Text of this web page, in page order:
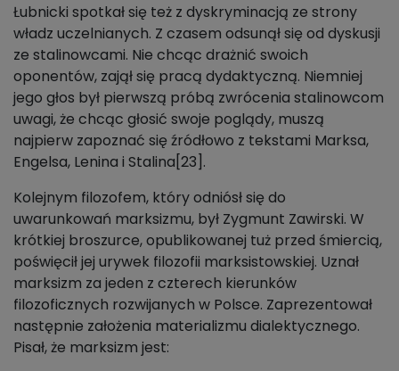
Łubnicki spotkał się też z dyskryminacją ze strony
władz uczelnianych. Z czasem odsunął się od dyskusji
ze stalinowcami. Nie chcąc drażnić swoich
oponentów, zajął się pracą dydaktyczną. Niemniej
jego głos był pierwszą próbą zwrócenia stalinowcom
uwagi, że chcąc głosić swoje poglądy, muszą
najpierw zapoznać się źródłowo z tekstami Marksa,
Engelsa, Lenina i Stalina[23].
Kolejnym filozofem, który odniósł się do
uwarunkowań marksizmu, był Zygmunt Zawirski. W
krótkiej broszurce, opublikowanej tuż przed śmiercią,
poświęcił jej urywek filozofii marksistowskiej. Uznał
marksizm za jeden z czterech kierunków
filozoficznych rozwijanych w Polsce. Zaprezentował
następnie założenia materializmu dialektycznego.
Pisał, że marksizm jest: